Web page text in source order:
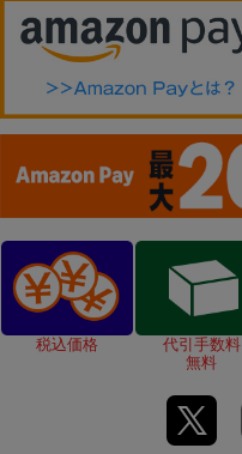
税込価格
代引手数料
無料